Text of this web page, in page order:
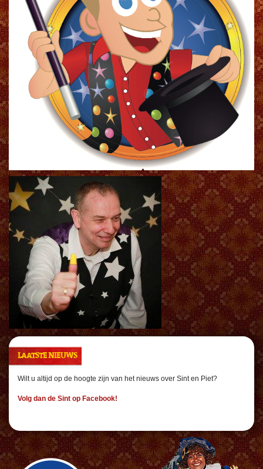
LAATSTE NIEUWS
Wilt u altijd op de hoogte zijn van het nieuws over Sint en Piet?
Volg dan de Sint op Facebook!